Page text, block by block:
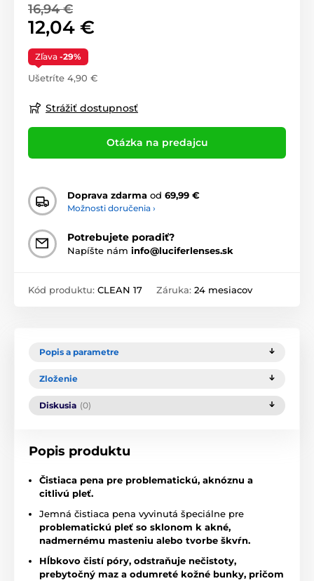
16,94 €
12,04 €
Zľava -29%
Ušetríte 4,90 €
Strážiť dostupnosť
Otázka na predajcu
Doprava zdarma od 69,99 €
Možnosti doručenia ›
Potrebujete poradiť?
Napíšte nám info@luciferlenses.sk
Kód produktu: CLEAN 17 Záruka: 24 mesiacov
Popis a parametre
Zloženie
Diskusia (0)
Popis produktu
Čistiaca pena pre problematickú, aknóznu a
citlivú pleť.
Jemná čistiaca pena vyvinutá špeciálne pre
problematickú pleť so sklonom k akné,
nadmernému masteniu alebo tvorbe škvŕn.
Hĺbkovo čistí póry, odstraňuje nečistoty,
prebytočný maz a odumreté kožné bunky, pričom